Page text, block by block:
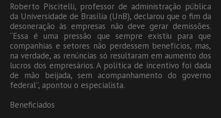
Roberto Piscitelli, professor de administração pública
da Universidade de Brasília (UnB), declarou que o fim da
desoneração às empresas não deve gerar demissões.
“Essa é uma pressão que sempre existiu para que
companhias e setores não perdessem benefícios, mas,
na verdade, as renúncias só resultaram em aumento dos
lucros dos empresários. A política de incentivo foi dada
de mão beijada, sem acompanhamento do governo
federal”, apontou o especialista.
Beneficiados